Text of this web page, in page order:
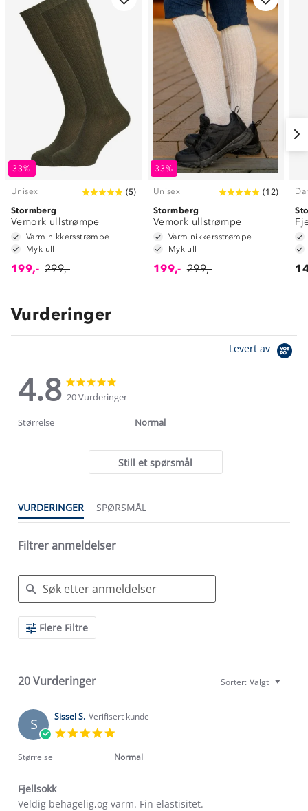
33%
Unisex (5)
Stormberg
Vemork ullstrømpe
Varm nikkersstrømpe
Myk ull
199,- 299,-
33%
Unisex (12)
Stormberg
Vemork ullstrømpe
Varm nikkersstrømpe
Myk ull
199,- 299,-
Vurderinger
Levert av
4.8
4.8
star
rating
star
rating
20 Vurderinger
Størrelse Normal
Still et spørsmål
VURDERINGER SPØRSMÅL
Filtrer anmeldelser
Search
ReviewsFlere Filtre
20 Vurderinger Sorter: Valgt
S Sissel S. Verifisert kunde
rating
Størrelse Normal
Fjellsokk
Review
review
Veldig behagelig,og varm. Fin elastisitet.